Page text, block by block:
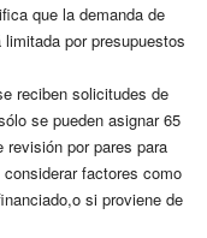
que la demanda de
por presupuestos
reciben solicitudes de
se pueden asignar 65
por pares para
factores como
si proviene de